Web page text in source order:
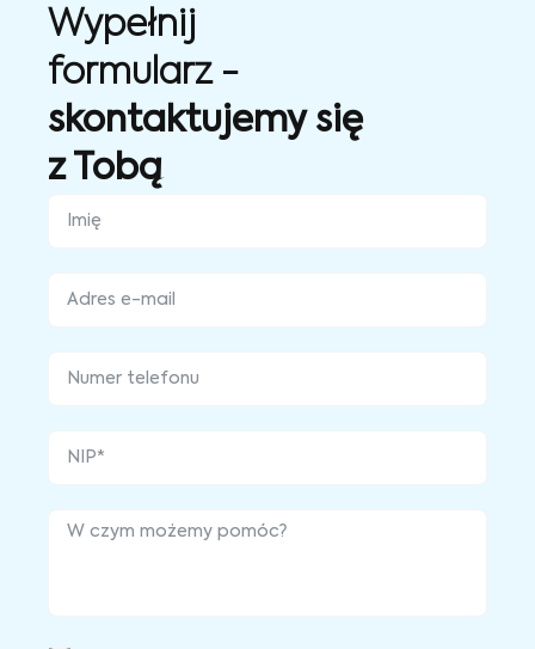
Wypełnij
formularz -
skontaktujemy się
z Tobą